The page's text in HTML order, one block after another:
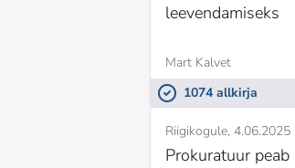
leevendamiseks
Mart Kalvet
1074 allkirja
Riigikogule 4.06.2025
Prokuratuur peab